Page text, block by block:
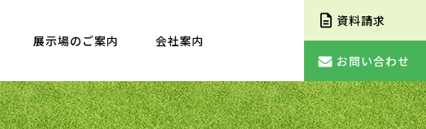
展示場のご案内 会社案内
資料請求
お問い合わせ